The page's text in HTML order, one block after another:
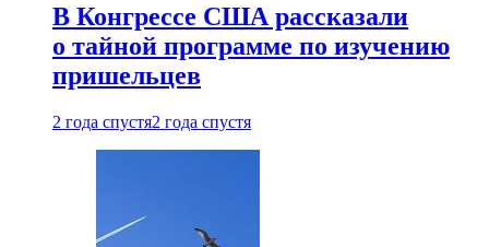
В Конгрессе США рассказали
о тайной программе по изучению
пришельцев
2 года спустя2 года спустя